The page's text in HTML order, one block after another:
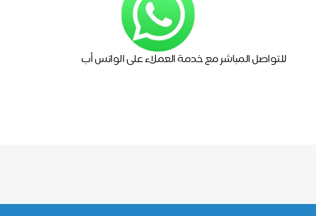
للتواصل المباشر مع خدمة العملاء على الواتس أب